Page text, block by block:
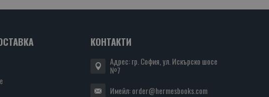
КОНТАКТИ
Адрес: гр. София, ул. Искърско шосе
№7
Имейл:order@hermesbooks.com